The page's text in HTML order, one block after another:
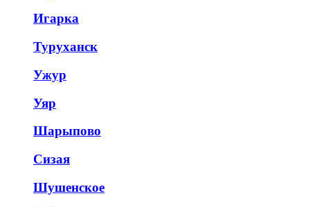
Игарка
Туруханск
Ужур
Уяр
Шарыпово
Сизая
Шушенское